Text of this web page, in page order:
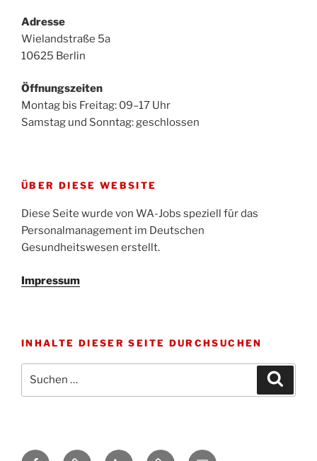
Adresse
Wielandstraße 5a
10625 Berlin
Öffnungszeiten
Montag bis Freitag: 09–17 Uhr
Samstag und Sonntag: geschlossen
ÜBER DIESE WEBSITE
Diese Seite wurde von WA-Jobs speziell für das
Personalmanagement im Deutschen
Gesundheitswesen erstellt.
Impressum
INHALTE DIESER SEITE DURCHSUCHEN